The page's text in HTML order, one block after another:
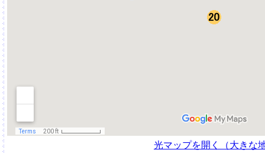
光マップを開く（大きな